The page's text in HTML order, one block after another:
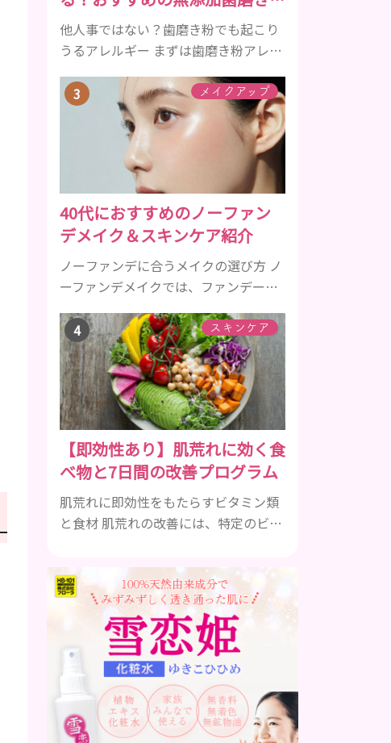
髪が太くならないま...
をご紹介
他人事ではない？歯磨き粉でも起こり
うるアレルギー まずは歯磨き粉アレル
ーの症状を解説しますね。 歯磨き粉に
含まれるアレルギーを起こすおそれの
ある成分 まず、普段お使いの歯磨き粉
に含まれているどの成分にアレルギー
を引き起こすおそれがあるのかを説明
しますね。 •フッ素･･･歯の表面のエナ
メルを守り強くしたり、虫歯と防ぐ働
きを持つ成分 •香味料 ･･･歯磨き粉の風
味や爽...
メイクアップ
40代におすすめのノーファン
デメイク＆スキンケア紹介
ノーファンデに合うメイクの選び方 ノ
ーファンデメイクでは、ファンデーシ
リーム、パウダーを使用することでカ
バー力を補うことができます。 ファン
デーションを使用しないことでカバー
力に不安が残るところですが、良いも
のをきちんと選んで使用すれば、しっ
かりとツヤ肌に仕上げてくれます。 40
代女性のノーファンデメイクでは肌悩
みが露出しやすいので、カバー力が必
須ですが、同時に...
スキンケア
【即効性あり】肌荒れに効く食
べ物と7日間の改善プログラム
肌荒れに即効性をもたらすビタミン類
と食材 肌荒れの改善には、特定のビタ
す。ビタミンA、B群、C、Eは肌の回復
力を高め、荒れた肌を内側から修復す
る栄養素です。 ビタミンA：レバー、
人参、ほうれん草など レバー、人参、
ほうれん草などに含まれるビタミンA
は、肌のターンオーバーを正常化し、
肌荒れを素早く修復します。特にレバ
ーは吸収率の高いレチノールを含み、
即効性が期待でき...